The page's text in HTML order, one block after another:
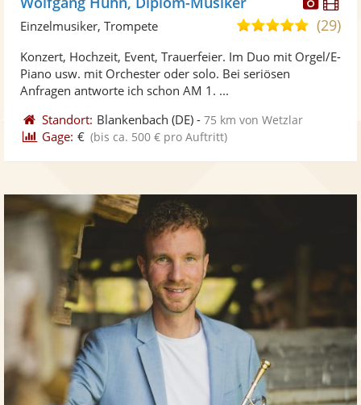
Fotos
5,0
5
(29)
Einzelmusiker, Trompete
Konzert, Hochzeit, Event, Trauerfeier. Im Duo mit Orgel/E-
Piano usw. mit Orchester oder solo. Bei seriösen
Anfragen antworte ich schon AM 1. ...
Standort: Blankenbach (DE) -75 km von Wetzlar
Gage: € (bis ca. 500 € pro Auftritt)